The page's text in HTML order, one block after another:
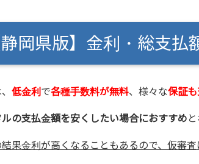
静岡県版】金利・総支
低金利で各種手数料が無料、様々な保証
ルの支払金額を安くしたい場合におすすめ
果金利が高くなることもあるので、仮審